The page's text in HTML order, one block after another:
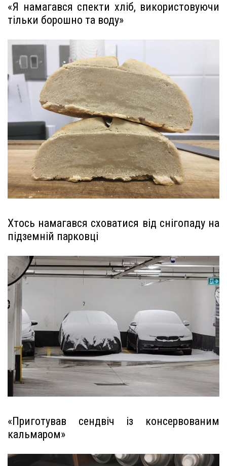
«Я намагався спекти хліб, використовуючи
тільки борошно та воду»
Хтось намагався сховатися від снігопаду на
підземній парковці
«Приготував сендвіч із консервованим
кальмаром»